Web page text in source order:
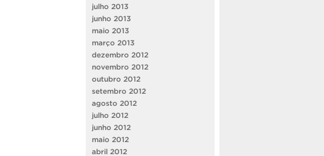
julho 2013
junho 2013
maio 2013
março 2013
dezembro 2012
novembro 2012
outubro 2012
setembro 2012
agosto 2012
julho 2012
junho 2012
maio 2012
abril 2012